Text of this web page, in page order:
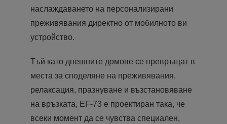
наслаждаването на персонализирани
преживявания директно от мобилното ви
устройство.
Тъй като днешните домове се превръщат в
места за споделяне на преживявания,
релаксация, празнуване и възстановяване
на връзката, EF-73 е проектиран така, че
всеки момент да се чувства специален,